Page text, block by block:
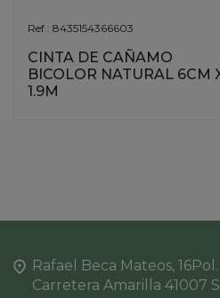
Ref.: 8435154366603
CINTA DE CAÑAMO
BICOLOR NATURAL 6CM
1.9M
Rafael Beca Mateos,
Carretera Amarilla 41007